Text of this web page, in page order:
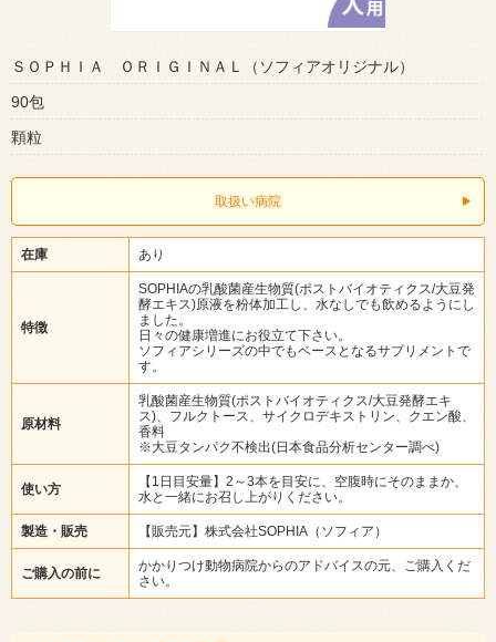
ＳＯＰＨＩＡ ＯＲＩＧＩＮＡＬ（ソフィアオリジナル）
90包
顆粒
取扱い病院
在庫 あり
特徴
SOPHIAの乳酸菌産生物質(ポストバイオティクス/大豆発
酵エキス)原液を粉体加工し、水なしでも飲めるようにし
ました。
日々の健康増進にお役立て下さい。
ソフィアシリーズの中でもベースとなるサプリメントで
す。
原材料
乳酸菌産生物質(ポストバイオティクス/大豆発酵エキ
ス)、フルクトース、サイクロデキストリン、クエン酸、
香料
※大豆タンパク不検出(日本食品分析センター調べ)
使い方
【1日目安量】2～3本を目安に、空腹時にそのままか、
水と一緒にお召し上がりください。
製造・販売 【販売元】株式会社SOPHIA（ソフィア）
ご購入の前に
かかりつけ動物病院からのアドバイスの元、ご購入くだ
さい。